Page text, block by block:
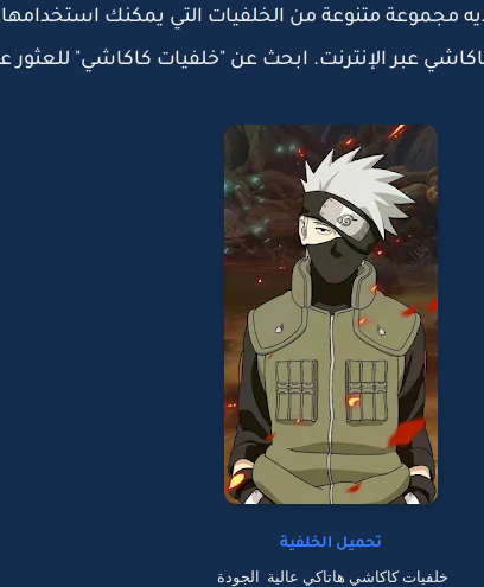
مجموعة متنوعة من الخلفيات التي يمكنك
عبر الإنترنت. ابحث عن "خلفيات كاكاشي"
تحميل الخلفية
خلفيات كاكاشي هاتاكي عالية الجودة